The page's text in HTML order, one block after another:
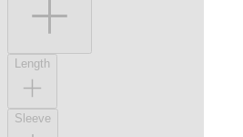
Length
Sleeve